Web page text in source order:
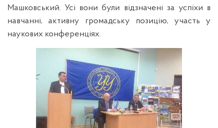
Машковський. Усі вони були відзначені за успіхи в
навчанні, активну громадську позицію, участь у
наукових конференціях.